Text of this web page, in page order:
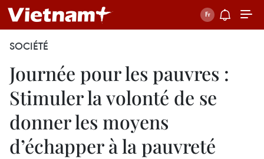
SOCIÉTÉ
Journée pour les pauvres :
Stimuler la volonté de se
donner les moyens
d’échapper à la pauvreté